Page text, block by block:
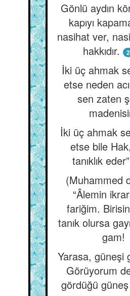
Gönlü aydın
kapıyı
nasihat ver,
hakkıdır.
İki üç ahmak
etse neden
sen zaten
İki üç ahmak
etse bile
tanıklık
(Muhammed
“Âlemin
fariğim.
tanık olursa
gam!
Yarasa, güneşi
Görüyorum
gördüğü